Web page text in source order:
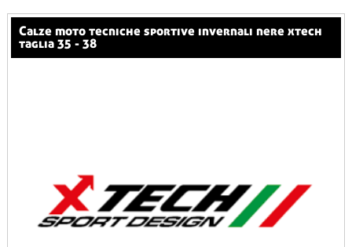
calze moto tecniche sportive invernali nere xtech
taglia 35 - 38